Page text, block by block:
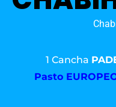
1 Cancha
Pasto